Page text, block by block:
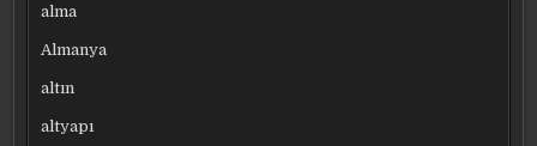
alma
Almanya
altın
altyapı